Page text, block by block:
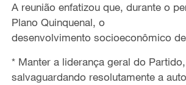
A reunião enfatizou que, durante o
Plano Quinquenal, o
desenvolvimento socioeconômico
* Manter a liderança geral do Partido,
salvaguardando resolutamente a